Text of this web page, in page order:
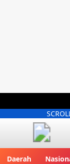
Daerah